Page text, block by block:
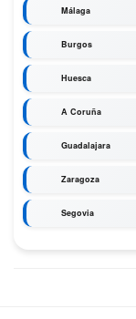
Málaga
Burgos
Huesca
A Coruña
Guadalajara
Zaragoza
Segovia